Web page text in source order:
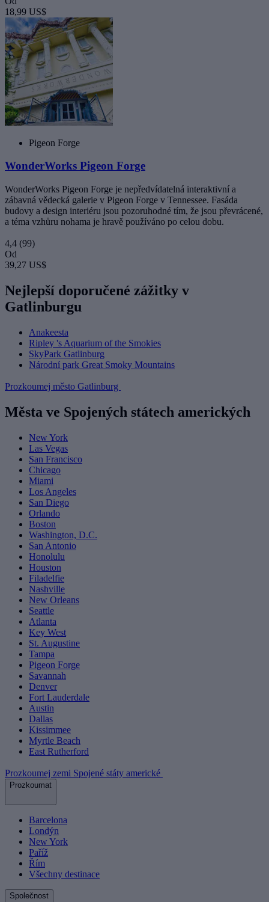
18,99 US$
Pigeon Forge
WonderWorks Pigeon Forge
WonderWorks Pigeon Forge je nepředvídatelná interaktivní a
zábavná vědecká galerie v Pigeon Forge v Tennessee. Fasáda
budovy a design interiéru jsou pozoruhodné tím, že jsou převrácené,
a téma vzhůru nohama je hravě používáno po celou dobu.
4,4 (99)
Od
39,27 US$
Nejlepší doporučené zážitky v
Gatlinburgu
Anakeesta
Ripley 's Aquarium of the Smokies
SkyPark Gatlinburg
Národní park Great Smoky Mountains
Prozkoumej město Gatlinburg
Města ve Spojených státech amerických
New York
Las Vegas
San Francisco
Chicago
Miami
Los Angeles
San Diego
Orlando
Boston
Washington, D.C.
San Antonio
Honolulu
Houston
Filadelfie
Nashville
New Orleans
Seattle
Atlanta
Key West
St. Augustine
Tampa
Pigeon Forge
Savannah
Denver
Fort Lauderdale
Austin
Dallas
Kissimmee
Myrtle Beach
East Rutherford
Prozkoumej zemi Spojené státy americké
Prozkoumat
Barcelona
Londýn
New York
Paříž
Řím
Všechny destinace
Společnost